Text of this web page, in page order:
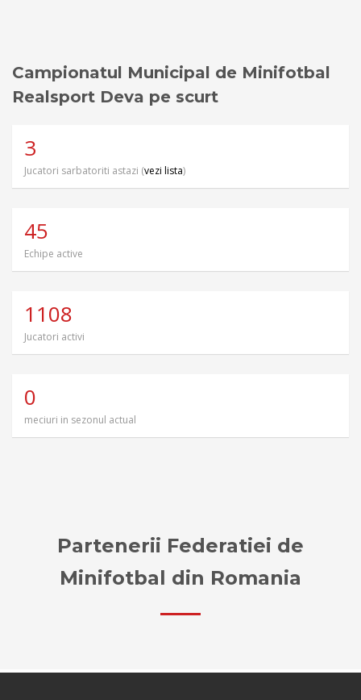
Campionatul Municipal de Minifotbal
Realsport Deva pe scurt
3
Jucatori sarbatoriti astazi (vezi lista)
45
Echipe active
1108
Jucatori activi
0
meciuri in sezonul actual
Partenerii Federatiei de
Minifotbal din Romania